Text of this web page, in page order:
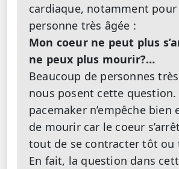
cardiaque, notamment pour
personne très âgée :
Mon coeur ne peut plus
ne peux plus mourir?…
Beaucoup de personnes
nous posent cette question.
pacemaker n’empêche bien
de mourir car le coeur
tout de se contracter tôt ou
En fait, la question dans